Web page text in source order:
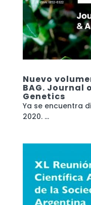
Nuevo
BAG. Journal
Genetics
Ya se encuentra
2020. ...